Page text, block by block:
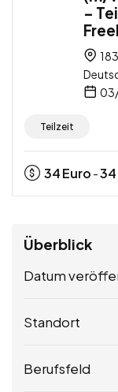
–
Teilzeit
34Euro -34
Überblick
Datum
Standort
Berufsfeld